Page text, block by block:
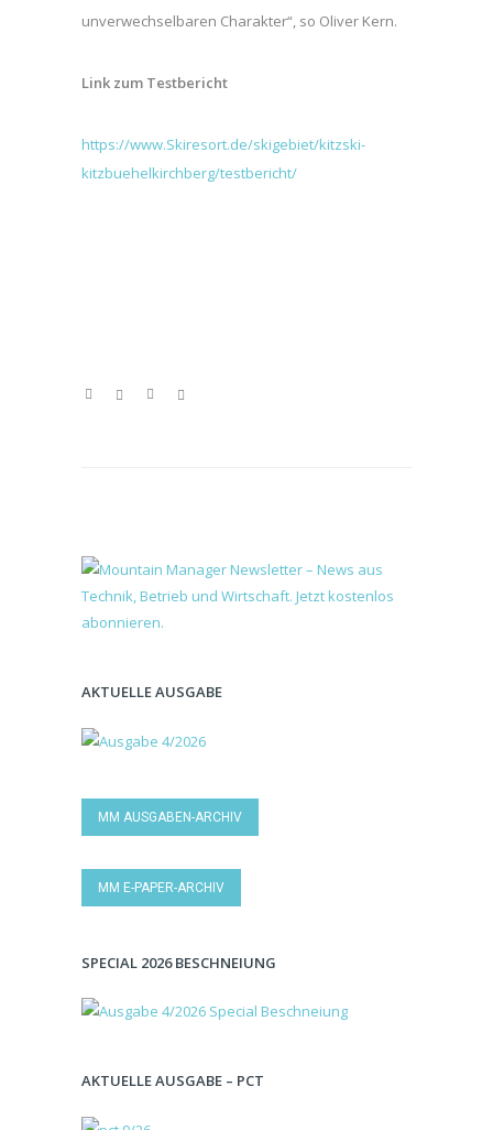
unverwechselbaren Charakter“, so Oliver Kern.
Link zum Testbericht
https://www.Skiresort.de/skigebiet/kitzski-
kitzbuehelkirchberg/testbericht/
AKTUELLE AUSGABE
MM AUSGABEN-ARCHIV
MM E-PAPER-ARCHIV
SPECIAL 2026 BESCHNEIUNG
AKTUELLE AUSGABE – PCT